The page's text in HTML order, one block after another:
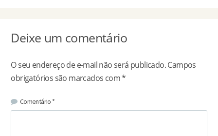
Deixe um comentário
O seu endereço de e-mail não será publicado.Campos
obrigatórios são marcados com*
Comentário *